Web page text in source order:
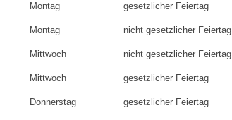
Montag gesetzlicher Feiertag
Montag nicht gesetzlicher Feiertag
Mittwoch nicht gesetzlicher Feiertag
Mittwoch gesetzlicher Feiertag
Donnerstag gesetzlicher Feiertag